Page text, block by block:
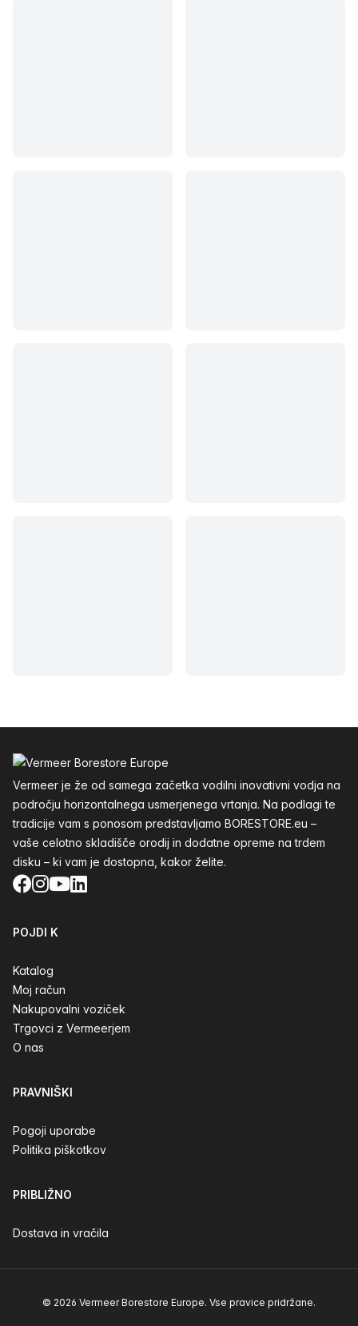
Vermeer je že od samega začetka vodilni inovativni vodja na
področju horizontalnega usmerjenega vrtanja. Na podlagi te
tradicije vam s ponosom predstavljamo BORESTORE.eu –
vaše celotno skladišče orodij in dodatne opreme na trdem
disku – ki vam je dostopna, kakor želite.
Facebook
Instagram
YouTube
LinkedIn
POJDI K
Katalog
Moj račun
Nakupovalni voziček
Trgovci z Vermeerjem
O nas
PRAVNIŠKI
Pogoji uporabe
Politika piškotkov
PRIBLIŽNO
Dostava in vračila
© 2026 Vermeer Borestore Europe. Vse pravice pridržane.